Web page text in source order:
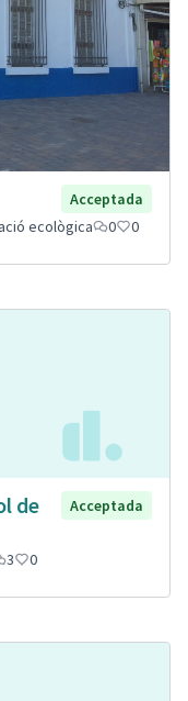
Acceptada
ecològica 0 0
de
Acceptada
3 0